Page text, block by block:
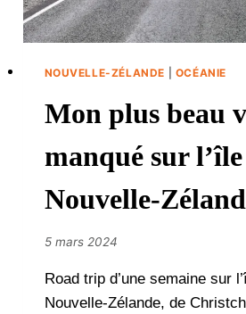
NOUVELLE-ZÉLANDE OCÉANIE
Mon plus beau
manqué sur
Nouvelle-
5 mars 2024
Road trip d’une semaine sur
Nouvelle-Zélande, de